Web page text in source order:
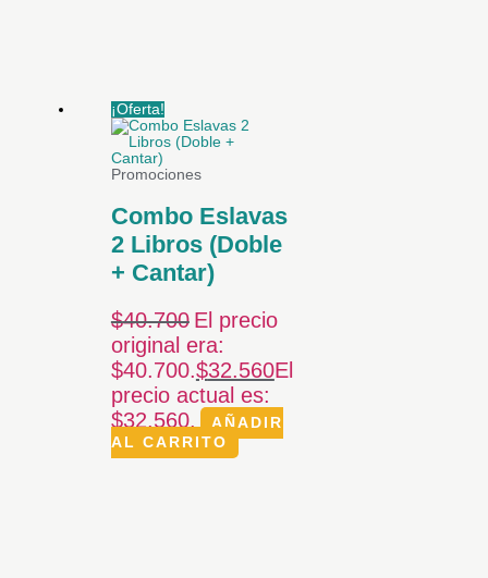
¡Oferta!
Promociones
Combo Eslavas
2 Libros (Doble
+ Cantar)
$40.700 El precio
original era:
$40.700.$32.560El
precio actual es:
$32.560.
AÑADIR
AL CARRITO